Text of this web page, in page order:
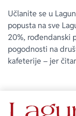
Učlanite se u
popusta na sve
20%, rođendanski
pogodnosti na
kafeterije – jer